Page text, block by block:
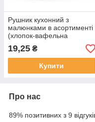
Рушник кухонний з
малюнками в асортименті
(хлопок-вафельна
19,25 ₴
Купити
Про нас
89% позитивних з 9